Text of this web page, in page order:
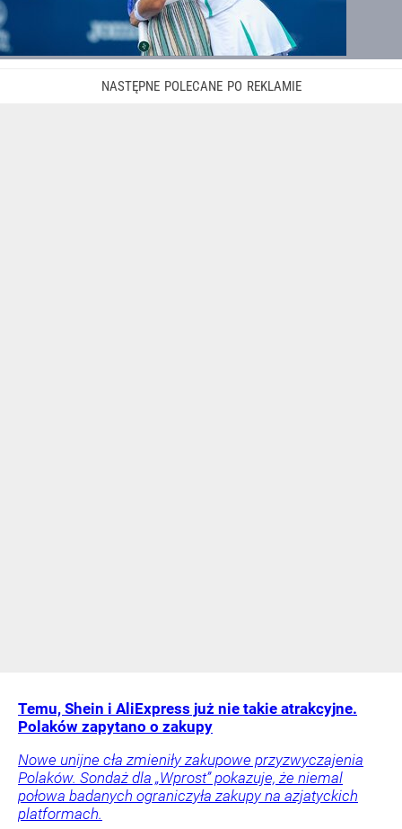
Temu, Shein i AliExpress już nie takie atrakcyjne.
Polaków zapytano o zakupy
Nowe unijne cła zmieniły zakupowe przyzwyczajenia
Polaków. Sondaż dla „Wprost” pokazuje, że niemal
połowa badanych ograniczyła zakupy na azjatyckich
platformach.